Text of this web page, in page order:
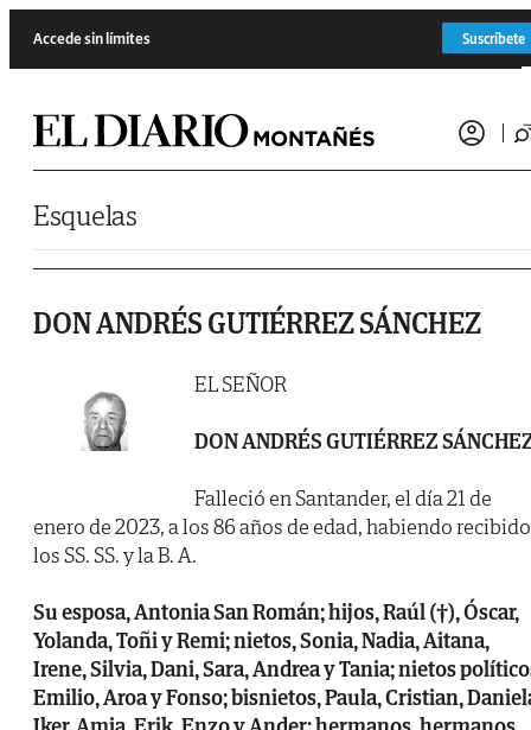
Accede sin límites Suscríbete
Esquelas
DON ANDRÉS GUTIÉRREZ SÁNCHEZ
EL SEÑOR
DON ANDRÉS GUTIÉRREZ
Falleció en Santander, el día 21 de
enero de 2023, a los 86 años de edad, habiendo recibido
los SS. SS. y la B. A.
Su esposa, Antonia San Román; hijos, Raúl (†), Óscar,
Yolanda, Toñi y Remi; nietos, Sonia, Nadia, Aitana,
Irene, Silvia, Dani, Sara, Andrea y Tania; nietos
Emilio, Aroa y Fonso; bisnietos, Paula, Cristian,